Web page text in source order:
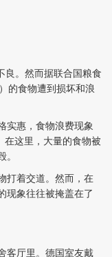
良。然而据联合国粮食
的食物遭到损坏和浪
实惠，食物浪费现象
这里，大量的食物被
打着交道。然而，在
现象往往被掩盖在了
客厅里。德国室友戴